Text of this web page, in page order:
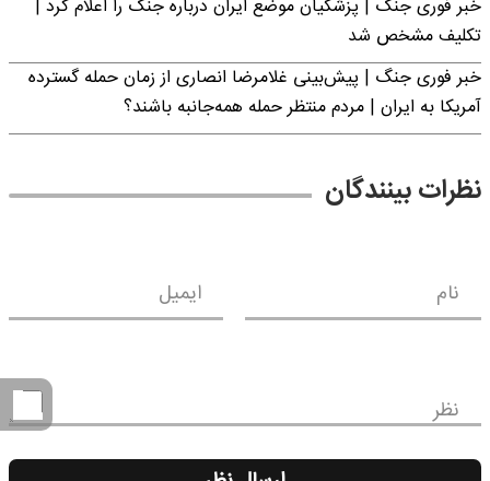
خبر فوری جنگ | پزشکیان موضع ایران درباره جنگ را اعلام کرد |
تکلیف مشخص شد
خبر فوری جنگ | پیش‌بینی غلامرضا انصاری از زمان حمله گسترده
آمریکا به ایران | مردم منتظر حمله همه‌جانبه باشند؟
نظرات بینندگان
نام ایمیل
نظر